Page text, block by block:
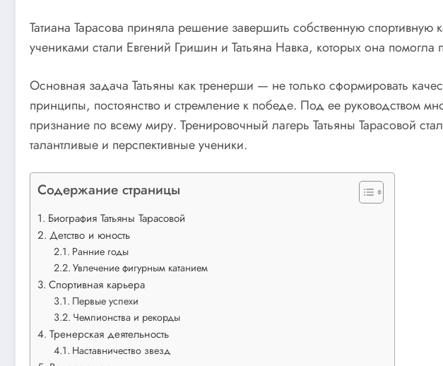
Татиана Тарасова приняла решение завершить собственную
учениками стали Евгений Гришин и Татьяна Навка, которых она помогла
Основная задача Татьяны как тренерши — не только сформировать
принципы, постоянство и стремление к победе. Под ее руководством
признание по всему миру. Тренировочный лагерь Татьяны Тарасовой
талантливые и перспективные ученики.
Содержание страницы
Биография Татьяны Тарасовой
Детство и юность
Ранние годы
Увлечение фигурным катанием
Спортивная карьера
Первые успехи
Чемпионства и рекорды
Тренерская деятельность
Наставничество звезд